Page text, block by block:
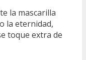
la mascarilla
la eternidad,
toque extra de